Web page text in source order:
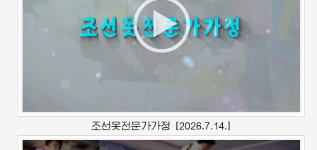
조선옷전문가가정 [2026.7.14.]